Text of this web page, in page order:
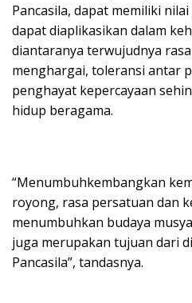
Pancasila, dapat memiliki
dapat diaplikasikan dalam
diantaranya terwujudnya
menghargai, toleransi antar
penghayat kepercayaan
hidup beragama.
“Menumbuhkembangkan
royong, rasa persatuan dan
menumbuhkan budaya
juga merupakan tujuan dari
Pancasila”, tandasnya.